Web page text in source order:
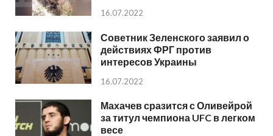
16.07.2022
Советник Зеленского заявил о
действиях ФРГ против
интересов Украины
16.07.2022
Махачев сразится с Оливейрой
за титул чемпиона UFC в легком
весе